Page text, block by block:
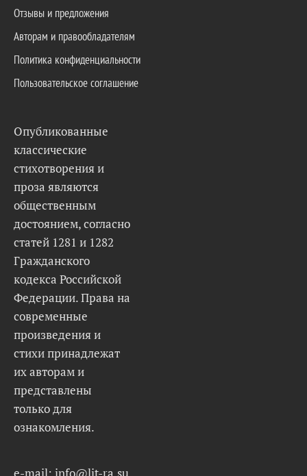
Отзывы и предложения
Авторам и правообладателям
Политика конфиденциальности
Пользовательское соглашение
Опубликованные
классические
стихотворения и
проза являются
общественным
достоянием, согласно
статей 1281 и 1282
Гражданского
кодекса Российской
Федерации. Права на
современные
произведения и
стихи принадлежат
их авторам и
представлены
только для
ознакомления.